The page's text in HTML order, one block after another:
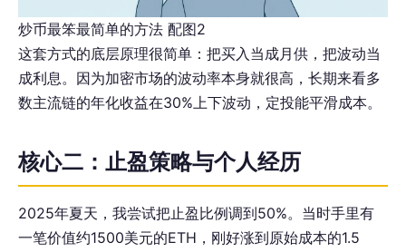
炒币最笨最简单的方法 配图2
这套方式的底层原理很简单：把买入当成月供，把波动当
成利息。因为加密市场的波动率本身就很高，长期来看多
数主流链的年化收益在30%上下波动，定投能平滑成本。
核心二：止盈策略与个人经历
2025年夏天，我尝试把止盈比例调到50%。当时手里有
一笔价值约1500美元的ETH，刚好涨到原始成本的1.5